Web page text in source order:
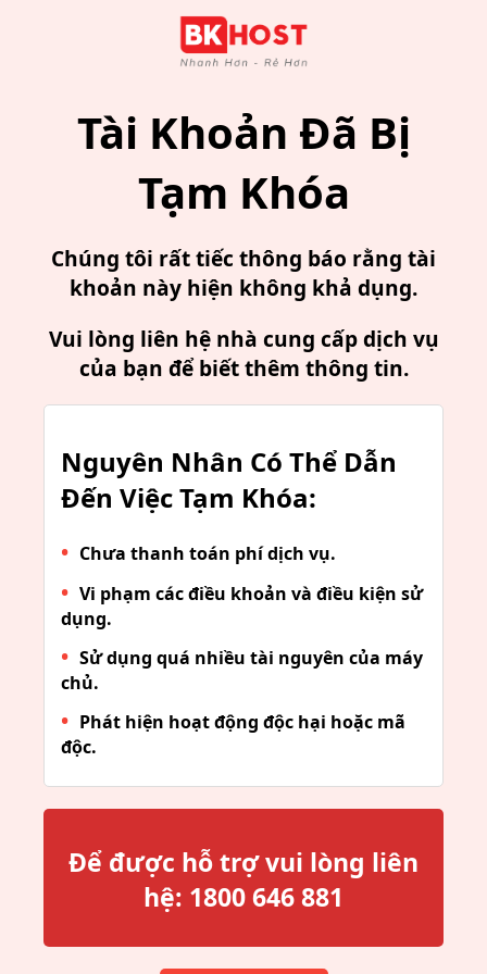
Tài Khoản Đã Bị
Tạm Khóa
Chúng tôi rất tiếc thông báo rằng tài
khoản này hiện không khả dụng.
Vui lòng liên hệ nhà cung cấp dịch vụ
của bạn để biết thêm thông tin.
Nguyên Nhân Có Thể Dẫn
Đến Việc Tạm Khóa:
Chưa thanh toán phí dịch vụ.
Vi phạm các điều khoản và điều kiện sử
dụng.
Sử dụng quá nhiều tài nguyên của máy
chủ.
Phát hiện hoạt động độc hại hoặc mã
độc.
Để được hỗ trợ vui lòng liên
hệ: 1800 646 881